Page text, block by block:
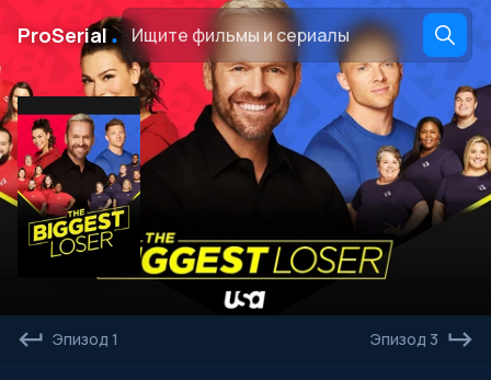
ProSerial․
Эпизод 1 Эпизод 3